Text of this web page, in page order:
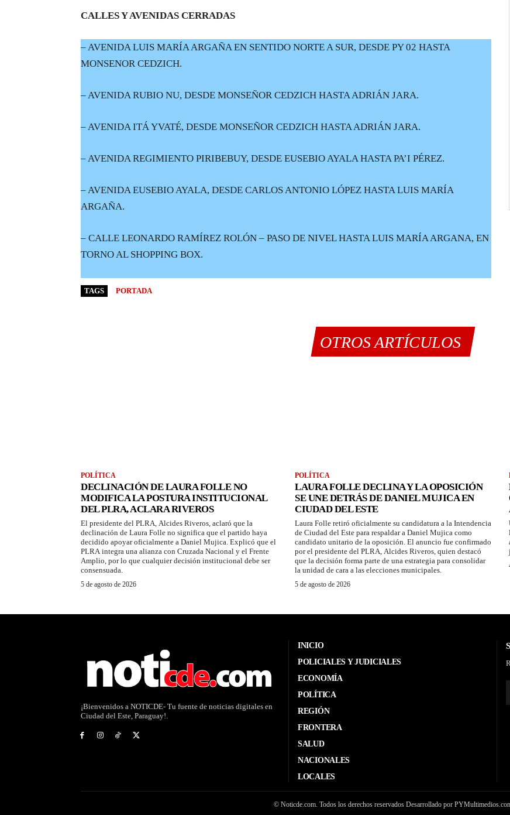
CALLES Y AVENIDAS CERRADAS
– AVENIDA LUIS MARÍA ARGAÑA EN SENTIDO NORTE A SUR, DESDE PY 02 HASTA
MONSENOR CEDZICH.
– AVENIDA RUBIO NU, DESDE MONSEÑOR CEDZICH HASTA ADRIÁN JARA.
– AVENIDA ITÁ YVATÉ, DESDE MONSEÑOR CEDZICH HASTA ADRIÁN JARA.
– AVENIDA REGIMIENTO PIRIBEBUY, DESDE EUSEBIO AYALA HASTA PA’I PÉREZ.
– AVENIDA EUSEBIO AYALA, DESDE CARLOS ANTONIO LÓPEZ HASTA LUIS MARÍA
ARGAÑA.
– CALLE LEONARDO RAMÍREZ ROLÓN – PASO DE NIVEL HASTA LUIS MARÍA ARGANA, EN
TORNO AL SHOPPING BOX.
TAGS PORTADA
OTROS ARTÍCULOS
POLÍTICA
DECLINACIÓN DE LAURA FOLLE NO
MODIFICA LA POSTURA INSTITUCIONAL
DEL PLRA, ACLARA RIVEROS
El presidente del PLRA, Alcides Riveros, aclaró que la
declinación de Laura Folle no significa que el partido haya
decidido apoyar oficialmente a Daniel Mujica. Explicó que el
PLRA integra una alianza con Cruzada Nacional y el Frente
Amplio, por lo que cualquier decisión institucional debe ser
consensuada.
5 de agosto de 2026
POLÍTICA
LAURA FOLLE DECLINA Y LA OPOSICIÓN
SE UNE DETRÁS DE DANIEL MUJICA EN
CIUDAD DEL ESTE
Laura Folle retiró oficialmente su candidatura a la Intendencia
de Ciudad del Este para respaldar a Daniel Mujica como
candidato unitario de la oposición. El anuncio fue confirmado
por el presidente del PLRA, Alcides Riveros, quien destacó
que la decisión forma parte de una estrategia para consolidar
la unidad de cara a las elecciones municipales.
5 de agosto de 2026
¡Bienvenidos a NOTICDE- Tu fuente de noticias digitales en
Ciudad del Este, Paraguay!.
INICIO
POLICIALES Y JUDICIALES
ECONOMÍA
POLÍTICA
REGIÓN
FRONTERA
SALUD
NACIONALES
LOCALES
© Noticde.com. Todos los derechos reservados Desarrollado por